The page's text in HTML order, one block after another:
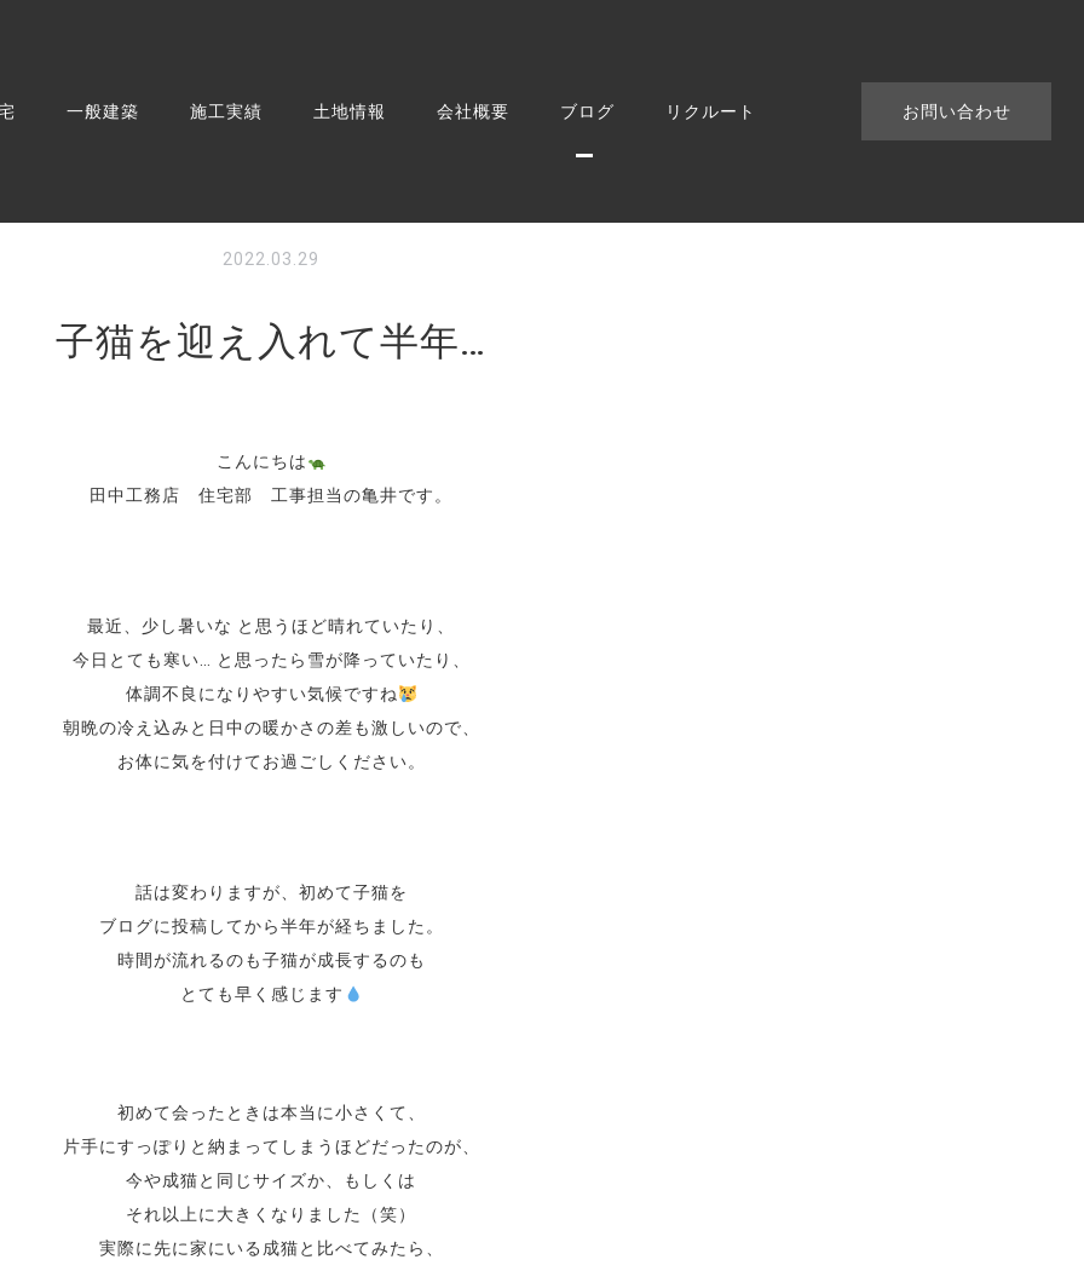
一般建築 施工実績 土地情報 会社概要 ブログ リクルート お問い合わせ
2022.03.29
子猫を迎え入れて半年…
こんにちは
田中工務店 住宅部 工事担当の亀井です。
最近、少し暑いな と思うほど晴れていたり、
今日とても寒い… と思ったら雪が降っていたり、
体調不良になりやすい気候ですね
朝晩の冷え込みと日中の暖かさの差も激しいので、
お体に気を付けてお過ごしください。
話は変わりますが、初めて子猫を
ブログに投稿してから半年が経ちました。
時間が流れるのも子猫が成長するのも
とても早く感じます
初めて会ったときは本当に小さくて、
片手にすっぽりと納まってしまうほどだったのが、
今や成猫と同じサイズか、もしくは
それ以上に大きくなりました（笑）
実際に先に家にいる成猫と比べてみたら、